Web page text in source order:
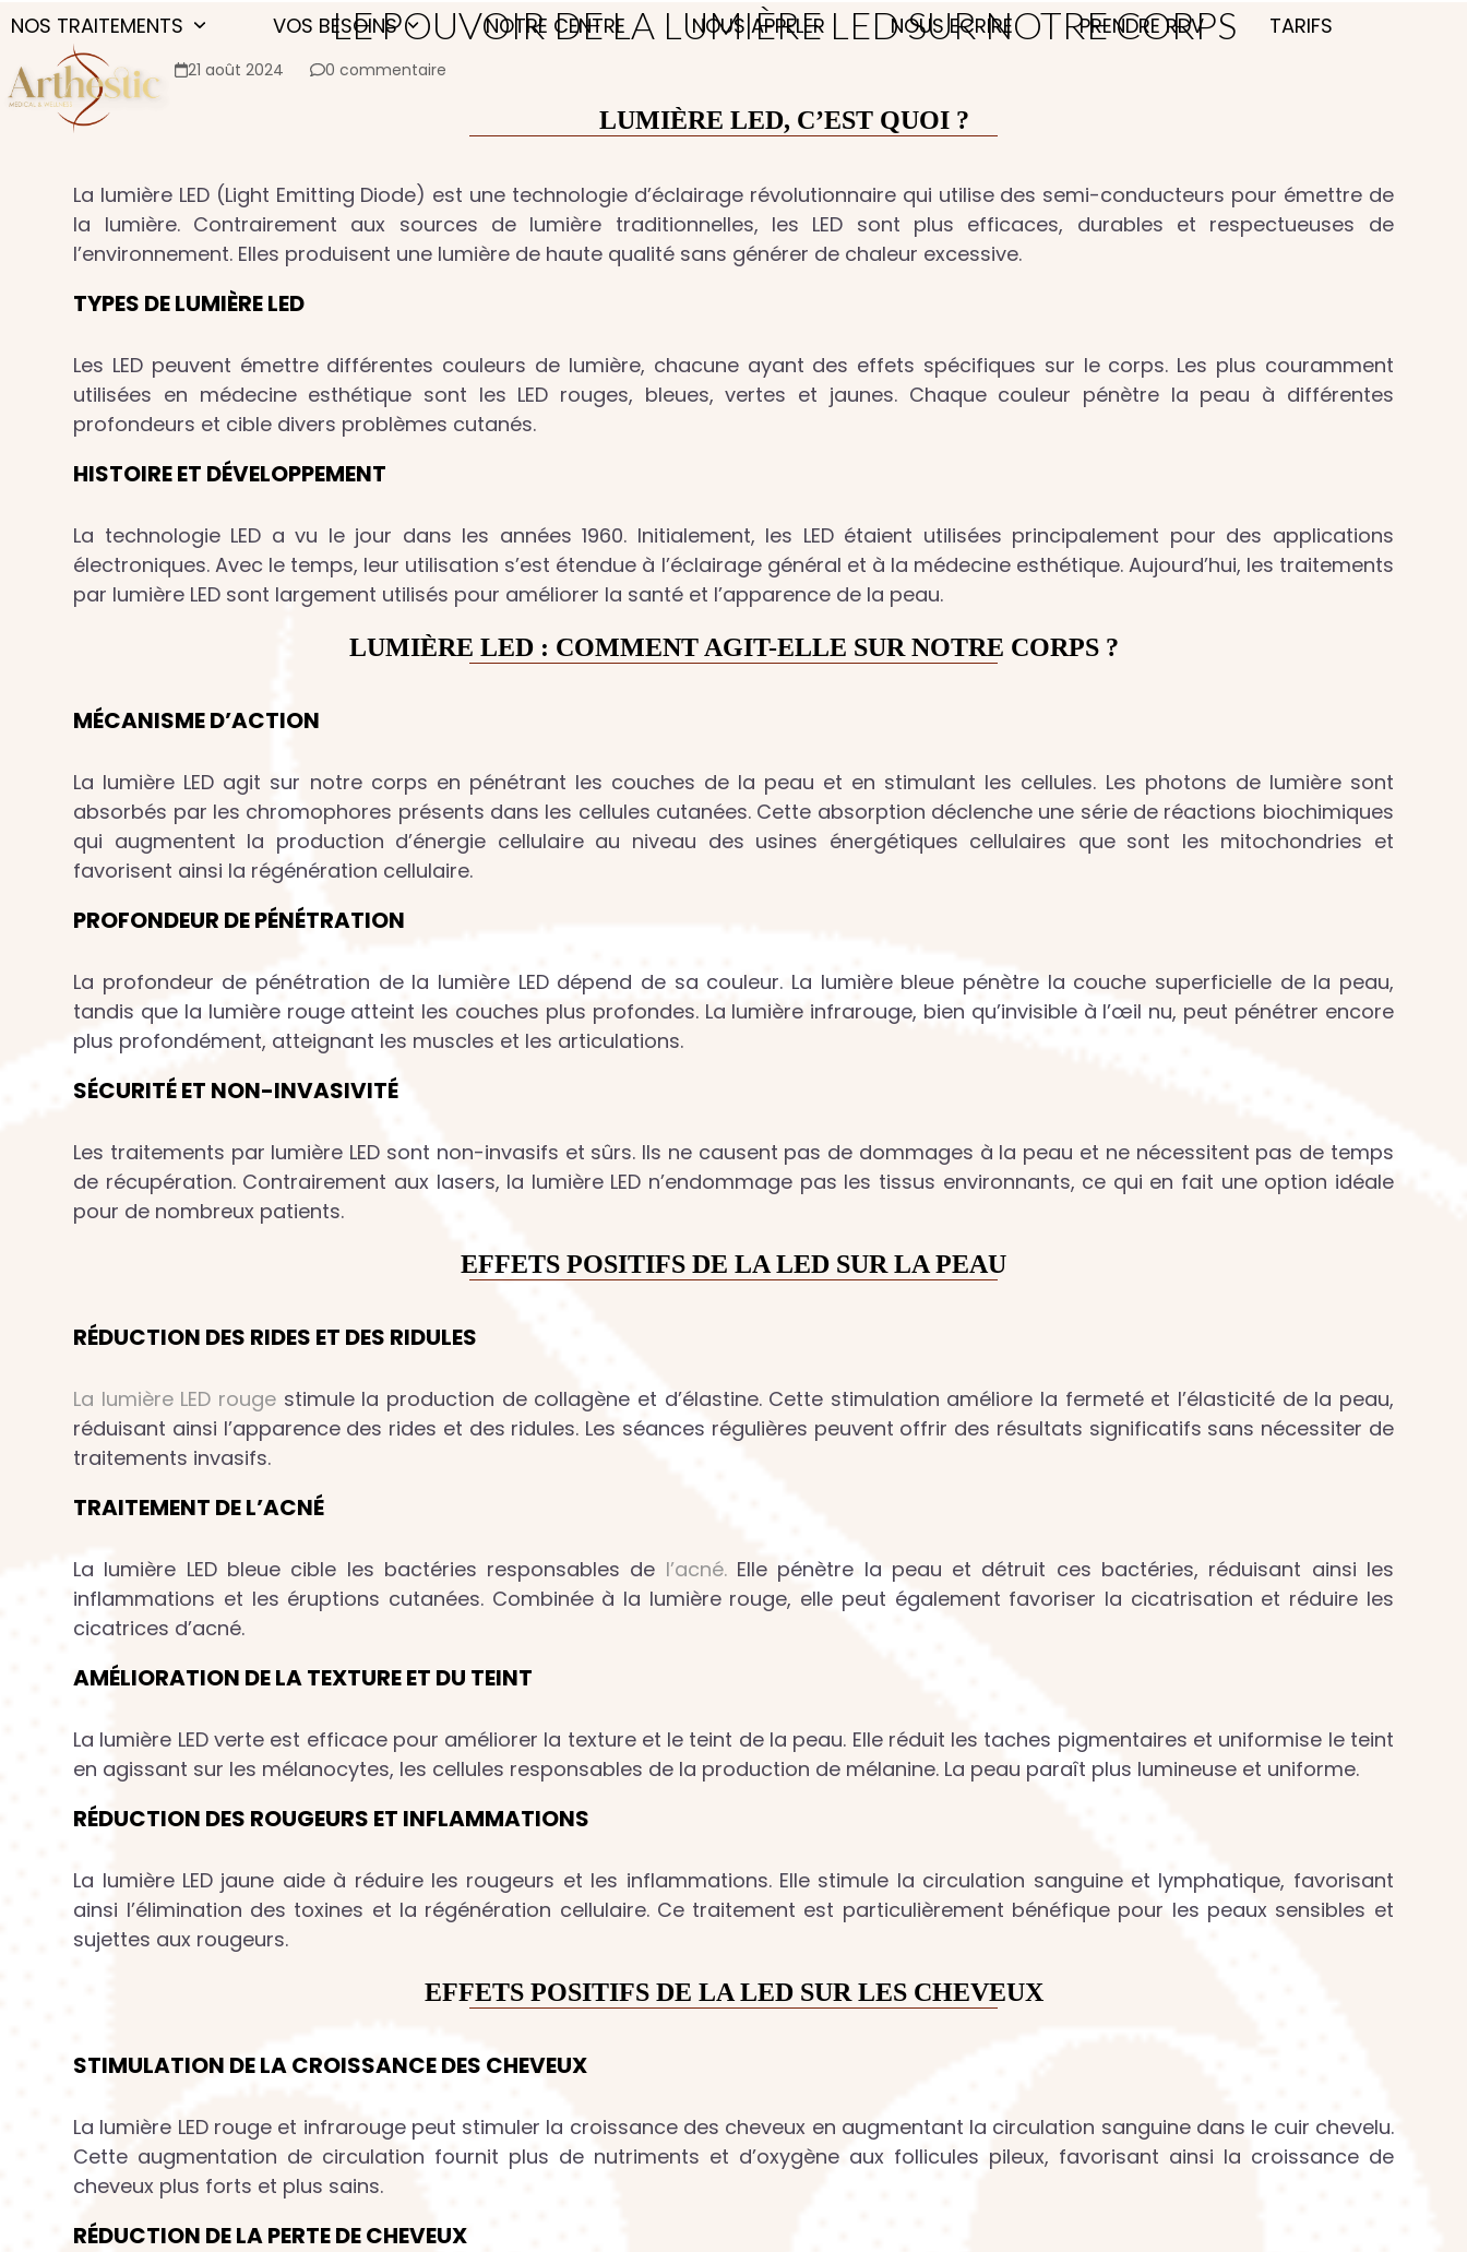
Skip
content
NOS TRAITEMENTS VOS BESOINS NOTRE CENTRE NOUS APPELER NOUS ECRIRE PRENDRE RDV TARIFS
LE POUVOIR DE LA LUMIÈRE LED SUR NOTRE CORPS
21 août 2024 0 commentaire
LUMIÈRE LED, C’EST QUOI ?
La lumière LED (Light Emitting Diode) est une technologie d’éclairage révolutionnaire qui utilise des semi-conducteurs pour émettre de
la lumière. Contrairement aux sources de lumière traditionnelles, les LED sont plus efficaces, durables et respectueuses de
l’environnement. Elles produisent une lumière de haute qualité sans générer de chaleur excessive.
TYPES DE LUMIÈRE LED
Les LED peuvent émettre différentes couleurs de lumière, chacune ayant des effets spécifiques sur le corps. Les plus couramment
utilisées en médecine esthétique sont les LED rouges, bleues, vertes et jaunes. Chaque couleur pénètre la peau à différentes
profondeurs et cible divers problèmes cutanés.
HISTOIRE ET DÉVELOPPEMENT
La technologie LED a vu le jour dans les années 1960. Initialement, les LED étaient utilisées principalement pour des applications
électroniques. Avec le temps, leur utilisation s’est étendue à l’éclairage général et à la médecine esthétique. Aujourd’hui, les traitements
par lumière LED sont largement utilisés pour améliorer la santé et l’apparence de la peau.
LUMIÈRE LED : COMMENT AGIT-ELLE SUR NOTRE CORPS ?
MÉCANISME D’ACTION
La lumière LED agit sur notre corps en pénétrant les couches de la peau et en stimulant les cellules. Les photons de lumière sont
absorbés par les chromophores présents dans les cellules cutanées. Cette absorption déclenche une série de réactions biochimiques
qui augmentent la production d’énergie cellulaire au niveau des usines énergétiques cellulaires que sont les mitochondries et
favorisent ainsi la régénération cellulaire.
PROFONDEUR DE PÉNÉTRATION
La profondeur de pénétration de la lumière LED dépend de sa couleur. La lumière bleue pénètre la couche superficielle de la peau,
tandis que la lumière rouge atteint les couches plus profondes. La lumière infrarouge, bien qu’invisible à l’œil nu, peut pénétrer encore
plus profondément, atteignant les muscles et les articulations.
SÉCURITÉ ET NON-INVASIVITÉ
Les traitements par lumière LED sont non-invasifs et sûrs. Ils ne causent pas de dommages à la peau et ne nécessitent pas de temps
de récupération. Contrairement aux lasers, la lumière LED n’endommage pas les tissus environnants, ce qui en fait une option idéale
pour de nombreux patients.
EFFETS POSITIFS DE LA LED SUR LA PEAU
RÉDUCTION DES RIDES ET DES RIDULES
La lumière LED rouge stimule la production de collagène et d’élastine. Cette stimulation améliore la fermeté et l’élasticité de la peau,
réduisant ainsi l’apparence des rides et des ridules. Les séances régulières peuvent offrir des résultats significatifs sans nécessiter de
traitements invasifs.
TRAITEMENT DE L’ACNÉ
La lumière LED bleue cible les bactéries responsables de l’acné.Elle pénètre la peau et détruit ces bactéries, réduisant ainsi les
inflammations et les éruptions cutanées. Combinée à la lumière rouge, elle peut également favoriser la cicatrisation et réduire les
cicatrices d’acné.
AMÉLIORATION DE LA TEXTURE ET DU TEINT
La lumière LED verte est efficace pour améliorer la texture et le teint de la peau. Elle réduit les taches pigmentaires et uniformise le teint
en agissant sur les mélanocytes, les cellules responsables de la production de mélanine. La peau paraît plus lumineuse et uniforme.
RÉDUCTION DES ROUGEURS ET INFLAMMATIONS
La lumière LED jaune aide à réduire les rougeurs et les inflammations. Elle stimule la circulation sanguine et lymphatique, favorisant
ainsi l’élimination des toxines et la régénération cellulaire. Ce traitement est particulièrement bénéfique pour les peaux sensibles et
sujettes aux rougeurs.
EFFETS POSITIFS DE LA LED SUR LES CHEVEUX
STIMULATION DE LA CROISSANCE DES CHEVEUX
La lumière LED rouge et infrarouge peut stimuler la croissance des cheveux en augmentant la circulation sanguine dans le cuir chevelu.
Cette augmentation de circulation fournit plus de nutriments et d’oxygène aux follicules pileux, favorisant ainsi la croissance de
cheveux plus forts et plus sains.
RÉDUCTION DE LA PERTE DE CHEVEUX